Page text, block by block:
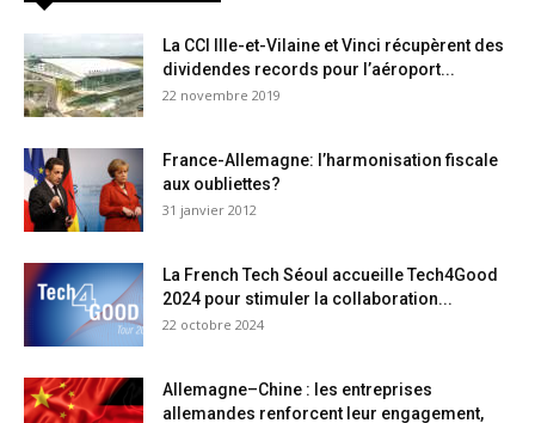
La CCI Ille-et-Vilaine et Vinci récupèrent des
dividendes records pour l’aéroport...
22 novembre 2019
France-Allemagne: l’harmonisation fiscale
aux oubliettes?
31 janvier 2012
La French Tech Séoul accueille Tech4Good
2024 pour stimuler la collaboration...
22 octobre 2024
Allemagne–Chine : les entreprises
allemandes renforcent leur engagement,